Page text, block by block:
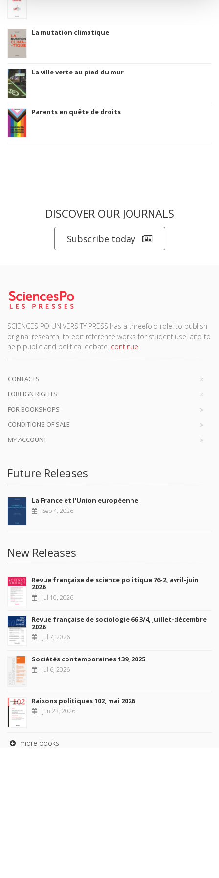
La mutation climatique
La ville verte au pied du mur
Parents en quête de droits
DISCOVER OUR JOURNALS
Subscribe today
SCIENCES PO UNIVERSITY PRESS has a threefold role: to publish
original research, to edit reference works for student use, and to
help public and political debate. continue
CONTACTS
FOREIGN RIGHTS
FOR BOOKSHOPS
CONDITIONS OF SALE
MY ACCOUNT
Future Releases
La France et l'Union européenne
Sep 4, 2026
New Releases
Revue française de science politique 76-2, avril-juin
2026
Jul 10, 2026
Revue française de sociologie 66 3/4, juillet-décembre
2026
Jul 7, 2026
Sociétés contemporaines 139, 2025
Jul 6, 2026
Raisons politiques 102, mai 2026
Jun 23, 2026
more books